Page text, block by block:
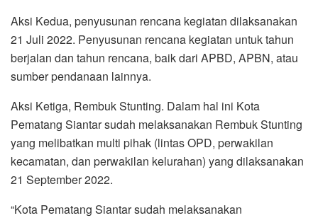
Aksi Kedua, penyusunan rencana kegiatan dilaksanakan
21 Juli 2022. Penyusunan rencana kegiatan untuk tahun
berjalan dan tahun rencana, baik dari APBD, APBN, atau
sumber pendanaan lainnya.
Aksi Ketiga, Rembuk Stunting. Dalam hal ini Kota
Pematang Siantar sudah melaksanakan Rembuk Stunting
yang melibatkan multi pihak (lintas OPD, perwakilan
kecamatan, dan perwakilan kelurahan) yang dilaksanakan
21 September 2022.
“Kota Pematang Siantar sudah melaksanakan